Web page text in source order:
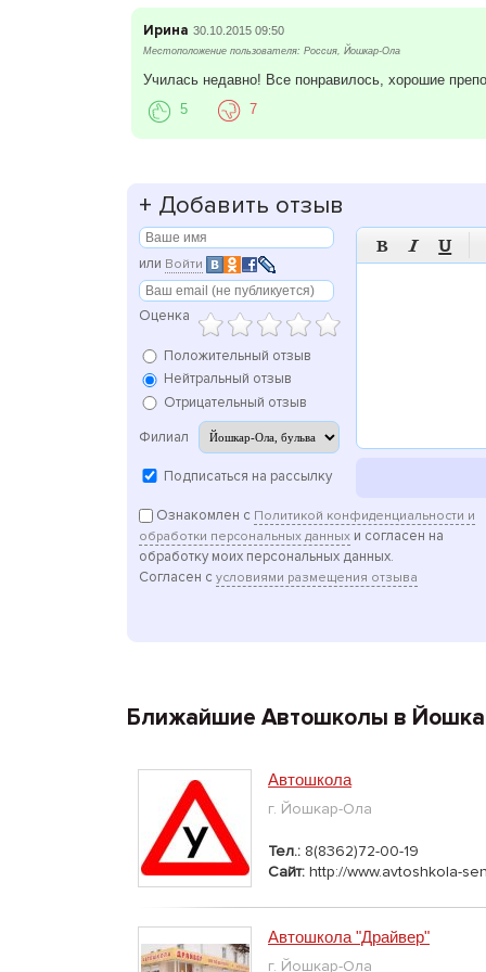
Ирина 30.10.2015 09:50
Местоположение пользователя: Россия, Йошкар-Ола
Училась недавно! Все понравилось, хорошие
5
7
+ Добавить отзыв
или Войти
Оценка
Положительный отзыв
Нейтральный отзыв
Отрицательный отзыв
Филиал
Подписаться на рассылку
  
Ознакомлен с Политикой конфиденциальности и
обработки персональных данных и согласен на
обработку моих персональных данных.
Согласен с условиями размещения отзыва
Ближайшие Автошколы в
Автошкола
г. Йошкар-Ола
Тел.: 8(8362)72-00-19
Сайт: http://www.avtoshkola-
Автошкола "Драйвер"
г. Йошкар-Ола